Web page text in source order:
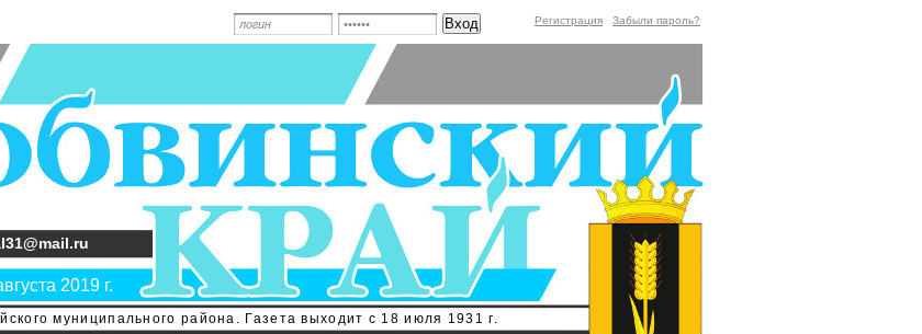
Регистрация Забыли пароль?
муниципального района. Газета выходит с 18 июля 1931 г.
2019 г.